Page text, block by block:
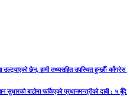
छैन, हामी तथ्यसहित उपस्थित हुन्छौँः काँग्रेस
सुधारको बाटोमा फर्किएको प्रधानमन्त्रीको दाबी : ५